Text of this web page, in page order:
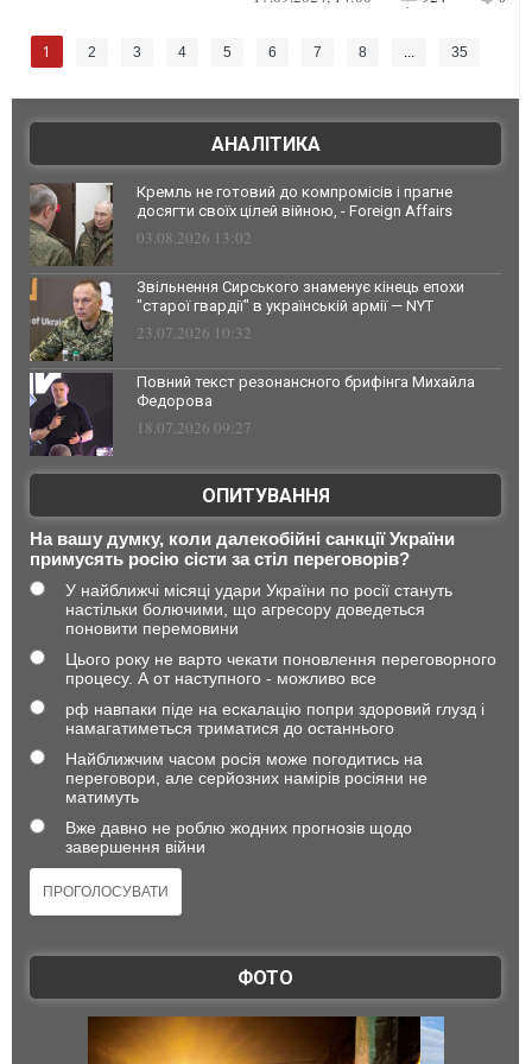
1 2 3 4 5 6 7 8 ... 35
АНАЛІТИКА
Кремль не готовий до компромісів і прагне
досягти своїх цілей війною, - Foreign Affairs
03.08.2026 13:02
Звільнення Сирського знаменує кінець епохи
"старої гвардії" в українській армії — NYT
23.07.2026 10:32
Повний текст резонансного брифінга Михайла
Федорова
18.07.2026 09:27
ОПИТУВАННЯ
На вашу думку, коли далекобійні санкції України
примусять росію сісти за стіл переговорів?
У найближчі місяці удари України по росії стануть
настільки болючими, що агресору доведеться
поновити перемовини
Цього року не варто чекати поновлення переговорного
процесу. А от наступного - можливо все
рф навпаки піде на ескалацію попри здоровий глузд і
намагатиметься триматися до останнього
Найближчим часом росія може погодитись на
переговори, але серйозних намірів росіяни не
матимуть
Вже давно не роблю жодних прогнозів щодо
завершення війни
ФОТО